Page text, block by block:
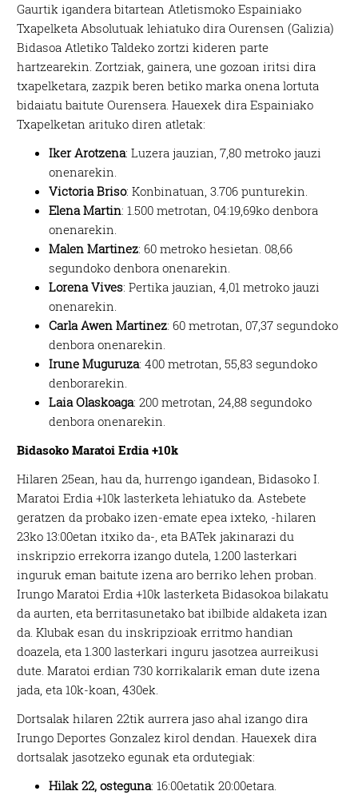
Gaurtik igandera bitartean Atletismoko Espainiako
Txapelketa Absolutuak lehiatuko dira Ourensen (Galizia)
Bidasoa Atletiko Taldeko zortzi kideren parte
hartzearekin. Zortziak, gainera, une gozoan iritsi dira
txapelketara, zazpik beren betiko marka onena lortuta
bidaiatu baitute Ourensera. Hauexek dira Espainiako
Txapelketan arituko diren atletak:
Iker Arotzena: Luzera jauzian, 7,80 metroko jauzi
onenarekin.
Victoria Briso: Konbinatuan, 3.706 punturekin.
Elena Martin: 1.500 metrotan, 04:19,69ko denbora
onenarekin.
Malen Martinez: 60 metroko hesietan. 08,66
segundoko denbora onenarekin.
Lorena Vives: Pertika jauzian, 4,01 metroko jauzi
onenarekin.
Carla Awen Martinez: 60 metrotan, 07,37 segundoko
denbora onenarekin.
Irune Muguruza: 400 metrotan, 55,83 segundoko
denborarekin.
Laia Olaskoaga: 200 metrotan, 24,88 segundoko
denbora onenarekin.
Bidasoko Maratoi Erdia +10k
Hilaren 25ean, hau da, hurrengo igandean, Bidasoko I.
Maratoi Erdia +10k lasterketa lehiatuko da. Astebete
geratzen da probako izen-emate epea ixteko, -hilaren
23ko 13:00etan itxiko da-, eta BATek jakinarazi du
inskripzio errekorra izango dutela, 1.200 lasterkari
inguruk eman baitute izena aro berriko lehen proban.
Irungo Maratoi Erdia +10k lasterketa Bidasokoa bilakatu
da aurten, eta berritasunetako bat ibilbide aldaketa izan
da. Klubak esan du inskripzioak erritmo handian
doazela, eta 1.300 lasterkari inguru jasotzea aurreikusi
dute. Maratoi erdian 730 korrikalarik eman dute izena
jada, eta 10k-koan, 430ek.
Dortsalak hilaren 22tik aurrera jaso ahal izango dira
Irungo Deportes Gonzalez kirol dendan. Hauexek dira
dortsalak jasotzeko egunak eta ordutegiak:
Hilak 22, osteguna: 16:00etatik 20:00etara.